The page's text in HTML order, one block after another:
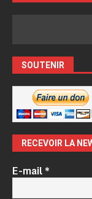
SOUTENIR
RECEVOIR LA
E-mail*